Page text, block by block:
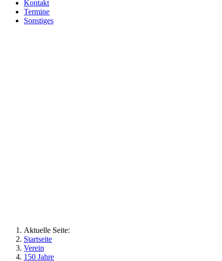
Kontakt
Termine
Sonstiges
Aktuelle Seite:
Startseite
Verein
150 Jahre